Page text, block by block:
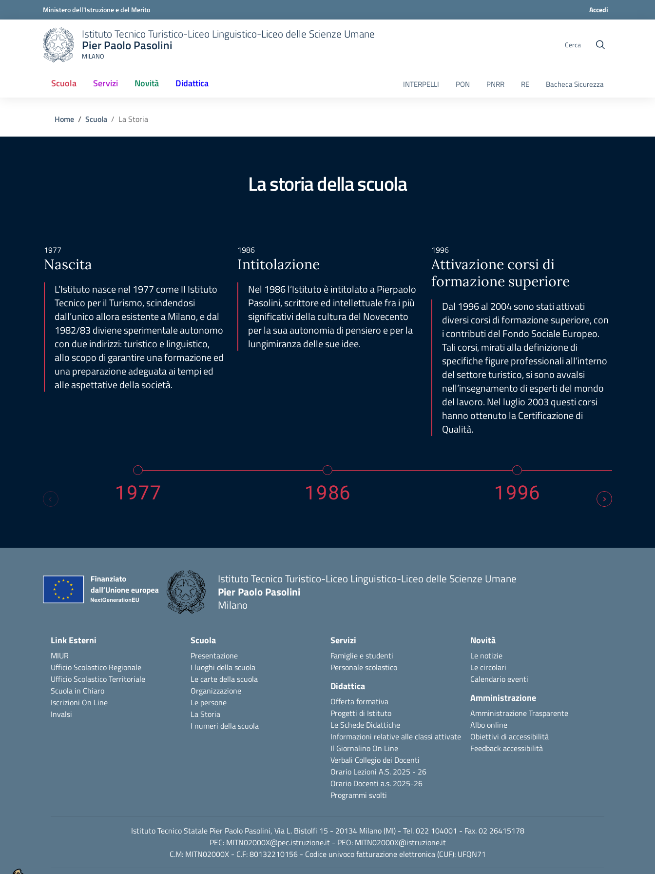
Ministero dell'Istruzione e del Merito Accedi
Istituto Tecnico Turistico-Liceo Linguistico-Liceo delle Scienze Umane
Pier Paolo Pasolini
MILANO
Cerca
Scuola
(current) Servizi Novità Didattica INTERPELLI PON PNRR RE Bacheca Sicurezza
Home Scuola La Storia
La storia della scuola
1977
Nascita
L’Istituto nasce nel 1977 come II Istituto
Tecnico per il Turismo, scindendosi
dall’unico allora esistente a Milano, e dal
1982/83 diviene sperimentale autonomo
con due indirizzi: turistico e linguistico,
allo scopo di garantire una formazione ed
una preparazione adeguata ai tempi ed
alle aspettative della società.
1986
Intitolazione
Nel 1986 l’Istituto è intitolato a Pierpaolo
Pasolini, scrittore ed intellettuale fra i più
significativi della cultura del Novecento
per la sua autonomia di pensiero e per la
lungimiranza delle sue idee.
1996
Attivazione corsi di
formazione superiore
Dal 1996 al 2004 sono stati attivati
diversi corsi di formazione superiore, con
i contributi del Fondo Sociale Europeo.
Tali corsi, mirati alla definizione di
specifiche figure professionali all’interno
del settore turistico, si sono avvalsi
nell’insegnamento di esperti del mondo
del lavoro. Nel luglio 2003 questi corsi
hanno ottenuto la Certificazione di
Qualità.
1977 1986 1996
Istituto Tecnico Turistico-Liceo Linguistico-Liceo delle Scienze Umane
Pier Paolo Pasolini
Milano
Link Esterni
MIUR
Ufficio Scolastico Regionale
Ufficio Scolastico Territoriale
Scuola in Chiaro
Iscrizioni On Line
Invalsi
Scuola
Presentazione
I luoghi della scuola
Le carte della scuola
Organizzazione
Le persone
La Storia
I numeri della scuola
Servizi
Famiglie e studenti
Personale scolastico
Didattica
Offerta formativa
Progetti di Istituto
Le Schede Didattiche
Informazioni relative alle classi attivate
Il Giornalino On Line
Verbali Collegio dei Docenti
Orario Lezioni A.S. 2025 - 26
Orario Docenti a.s. 2025-26
Programmi svolti
Novità
Le notizie
Le circolari
Calendario eventi
Amministrazione
Amministrazione Trasparente
Albo online
Obiettivi di accessibilità
Feedback accessibilità
Istituto Tecnico Statale Pier Paolo Pasolini, Via L. Bistolfi 15 - 20134 Milano (MI) - Tel. 022 104001 - Fax. 02 26415178
PEC: MITN02000X@pec.istruzione.it- PEO: MITN02000X@istruzione.it
C.M: MITN02000X - C.F: 80132210156 - Codice univoco fatturazione elettronica (CUF): UFQN71